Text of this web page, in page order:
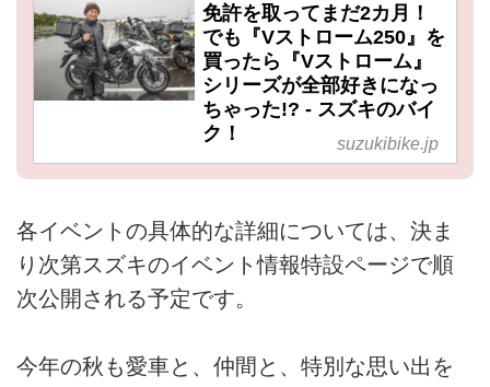
免許を取ってまだ2カ月！
でも『Vストローム250』を
買ったら『Vストローム』
シリーズが全部好きになっ
ちゃった!? - スズキのバイ
ク！
suzukibike.jp
各イベントの具体的な詳細については、決ま
り次第スズキのイベント情報特設ページで順
次公開される予定です。
今年の秋も愛車と、仲間と、特別な思い出を